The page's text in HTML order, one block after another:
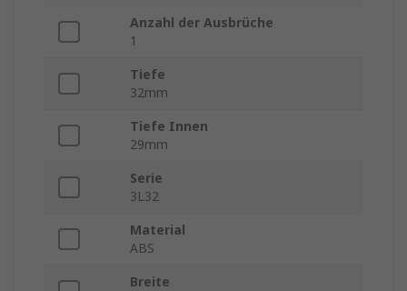
Anzahl der Ausbrüche
1
Tiefe
32mm
Tiefe Innen
29mm
Serie
3L32
Material
ABS
Breite